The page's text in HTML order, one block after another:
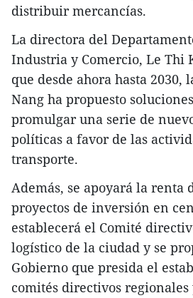
distribuir mercancías.
La directora del
Industria y Comercio, Le Thi
que desde ahora hasta 2030,
Nang ha propuesto
promulgar una serie de
políticas a favor de las
transporte.
Además, se apoyará la renta
proyectos de inversión en
establecerá el Comité
logístico de la ciudad y se
Gobierno que presida el
comités directivos